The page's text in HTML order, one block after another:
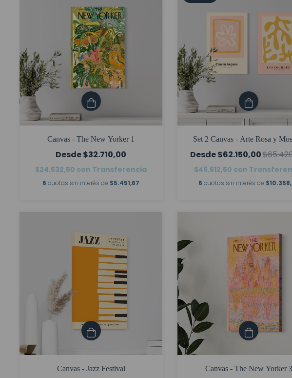
Canvas - The New Yorker 1
$32.710,00
$24.532,50 con Transferencia
6 cuotas sin interés de $5.451,67
Set 2 Canvas - Arte Rosa y
$62.150,00
$46.612,50 con
6 cuotas sin interés de
Canvas - Jazz Festival Canvas - The New Yorker 3